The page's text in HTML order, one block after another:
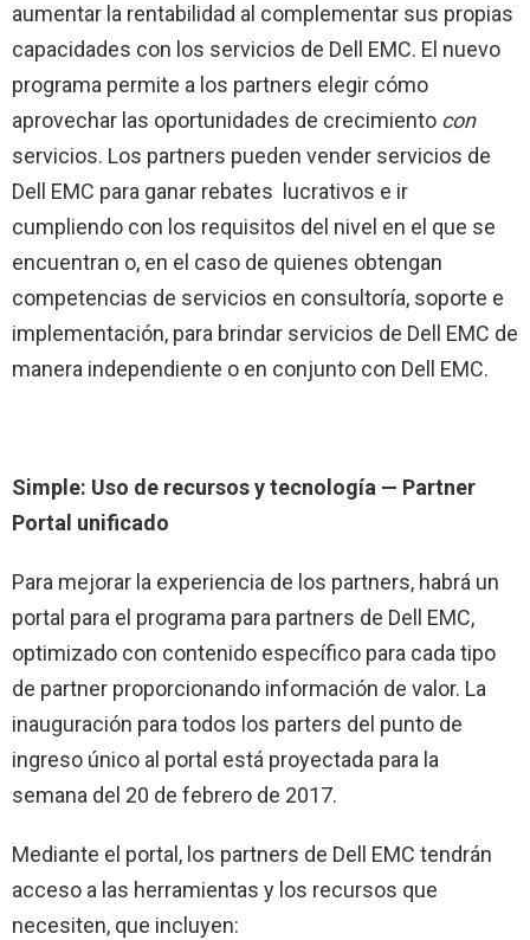
aumentar la rentabilidad al complementar sus propias
capacidades con los servicios de Dell EMC. El nuevo
programa permite a los partners elegir cómo
aprovechar las oportunidades de crecimiento con
servicios. Los partners pueden vender servicios de
Dell EMC para ganar rebates lucrativos e ir
cumpliendo con los requisitos del nivel en el que se
encuentran o, en el caso de quienes obtengan
competencias de servicios en consultoría, soporte e
implementación, para brindar servicios de Dell EMC de
manera independiente o en conjunto con Dell EMC.
Simple: Uso de recursos y tecnología — Partner
Portal unificado
Para mejorar la experiencia de los partners, habrá un
portal para el programa para partners de Dell EMC,
optimizado con contenido específico para cada tipo
de partner proporcionando información de valor. La
inauguración para todos los parters del punto de
ingreso único al portal está proyectada para la
semana del 20 de febrero de 2017.
Mediante el portal, los partners de Dell EMC tendrán
acceso a las herramientas y los recursos que
necesiten, que incluyen: